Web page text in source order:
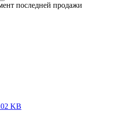
последней продажи
KB